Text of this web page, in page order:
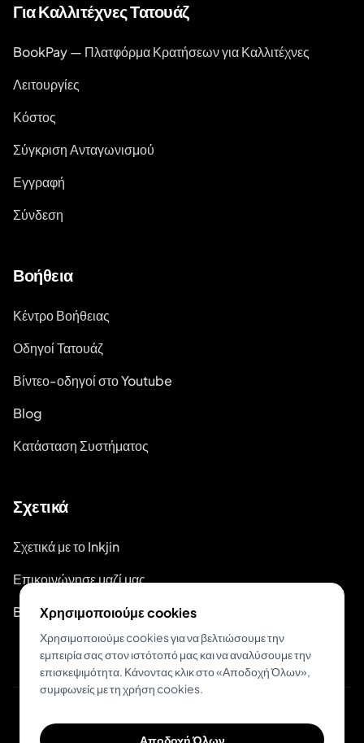
Για Καλλιτέχνες Τατουάζ
BookPay — Πλατφόρμα Κρατήσεων για Καλλιτέχνες
Λειτουργίες
Κόστος
Σύγκριση Ανταγωνισμού
Εγγραφή
Σύνδεση
Βοήθεια
Κέντρο Βοήθειας
Οδηγοί Τατουάζ
Βίντεο-οδηγοί στο Youtube
Blog
Κατάσταση Συστήματος
Σχετικά
Σχετικά με το Inkjin
Επικοινώνησε μαζί μας
Branding Kit
© 2026 Inkjin
Χρησιμοποιούμε cookies
Χρησιμοποιούμε cookies για να βελτιώσουμε την
εμπειρία σας στον ιστότοπό μας και να αναλύσουμε την
επισκεψιμότητα. Κάνοντας κλικ στο «Αποδοχή Όλων»,
συμφωνείς με τη χρήση cookies.
Αποδοχή Όλων